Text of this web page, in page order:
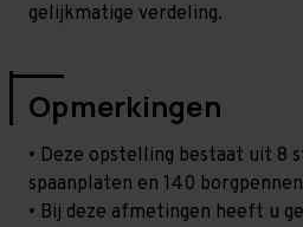
gelijkmatige verdeling.
Opmerkingen
• Deze opstelling bestaat uit 8
spaanplaten en 140
• Bij deze afmetingen heeft u